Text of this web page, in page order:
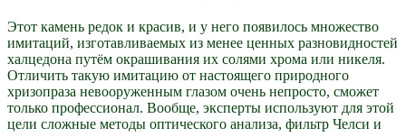
Этот камень редок и красив, и у него появилось множество
имитаций, изготавливаемых из менее ценных разновидностей
халцедона путём окрашивания их солями хрома или никеля.
Отличить такую имитацию от настоящего природного
хризопраза невооруженным глазом очень непросто, сможет
только профессионал. Вообще, эксперты используют для этой
цели сложные методы оптического анализа, фильтр Челси и